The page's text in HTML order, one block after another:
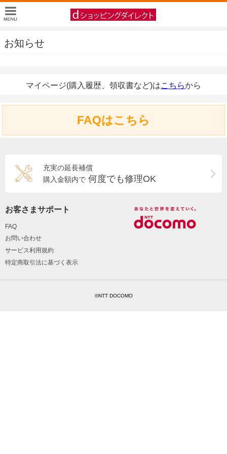
お知らせ
マイページ(購入履歴、領収書など)はこちらから
FAQはこちら
充実の延長補償
購入金額内で 何度でも修理OK
お客さまサポート
FAQ
お問い合わせ
サービス利用規約
特定商取引法に基づく表示
©NTT DOCOMO